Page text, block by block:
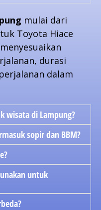
mulai dari
Toyota Hiace
durasi
dalam
wisata di Lampung?
sopir dan BBM?
untuk